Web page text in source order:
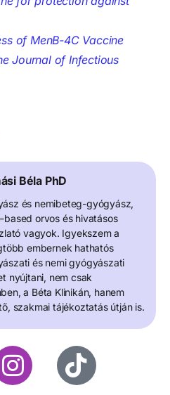
of MenB-4C Vaccine
Journal of Infectious
Béla PhD
és nemibeteg-gyógyász,
based orvos és hivatásos
vagyok. Igyekszem a
embernek hathatós
és nemi gyógyászati
nyújtani, nem csak
a Béta Klinikán, hanem
szakmai tájékoztatás útján is.